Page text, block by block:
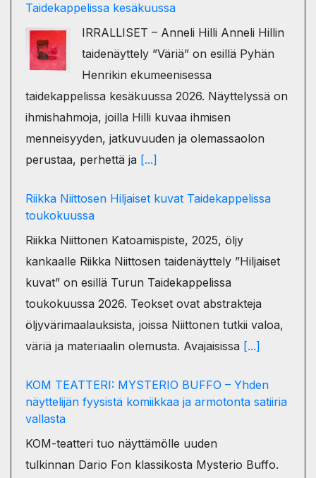
Taidekappelissa kesäkuussa
IRRALLISET – Anneli Hilli Anneli Hillin
taidenäyttely ”Väriä” on esillä Pyhän
Henrikin ekumeenisessa
taidekappelissa kesäkuussa 2026. Näyttelyssä on
ihmishahmoja, joilla Hilli kuvaa ihmisen
menneisyyden, jatkuvuuden ja olemassaolon
perustaa, perhettä ja [...]
Riikka Niittosen Hiljaiset kuvat Taidekappelissa
toukokuussa
Riikka Niittonen Katoamispiste, 2025, öljy
kankaalle Riikka Niittosen taidenäyttely ”Hiljaiset
kuvat” on esillä Turun Taidekappelissa
toukokuussa 2026. Teokset ovat abstrakteja
öljyvärimaalauksista, joissa Niittonen tutkii valoa,
väriä ja materiaalin olemusta. Avajaisissa [...]
KOM TEATTERI: MYSTERIO BUFFO – Yhden
näyttelijän fyysistä komiikkaa ja armotonta satiiria
vallasta
KOM-teatteri tuo näyttämölle uuden
tulkinnan Dario Fon klassikosta Mysterio Buffo.